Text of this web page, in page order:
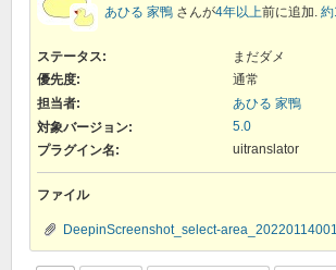
あひる 家鴨 さんが4年以上前に追加.
ステータス:
まだダメ
優先度:
通常
担当者:
あひる 家鴨
対象バージョン:
5.0
プラグイン名: uitranslator
ファイル
DeepinScreenshot_select-